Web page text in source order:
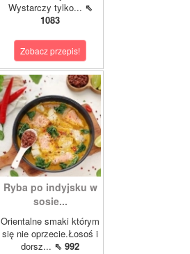
Wystarczy tylko... ⇖
1083
Zobacz przepis!
Ryba po indyjsku w
sosie...
Orientalne smaki którym
się nie oprzecie.Łosoś i
dorsz... ⇖ 992